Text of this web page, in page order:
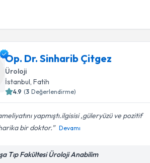
Op. Dr. Sinharib Çitgez
Üroloji
İstanbul , Fatih
4.9 (3 Değerlendirme)
yapmıştı.ilgisisi ,güleryüzü ve pozitif
bir doktor.
Devamı
Tıp Fakültesi Üroloji Anabilim